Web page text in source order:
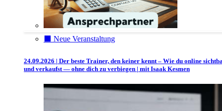
⬛️ Neue Veranstaltung
24.09.2026 | Der beste Trainer, den keiner kennt – Wie du online
und verkaufst — ohne dich zu verbiegen | mit Isaak Kesmen